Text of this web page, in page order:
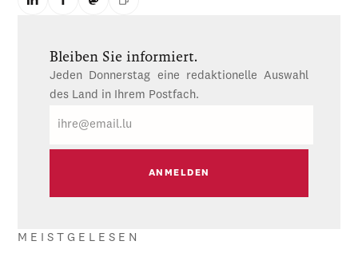
Bleiben Sie informiert.
Jeden Donnerstag eine redaktionelle Auswahl
des Land in Ihrem Postfach.
Mail
MEISTGELESEN